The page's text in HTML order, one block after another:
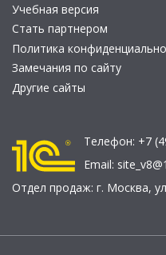
Учебная версия
Стать партнером
Политика
Замечания по сайту
Другие сайты
Телефон: +7
Email:
Отдел продаж: г. Москва,